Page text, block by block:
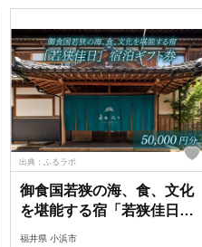
出典：ふるラボ
御食国若狭の海、食、文化
を堪能する宿「若狭佳日」
宿泊ギフト券 5万円分｜ 道
福井県 小浜市